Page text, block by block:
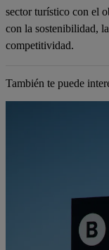
sector turístico con el
con la sostenibilidad,
competitividad.
También te puede